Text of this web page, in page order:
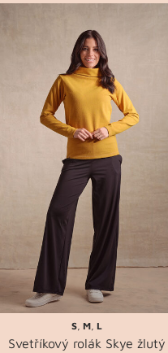
S, M, L
Svetříkový rolák Skye žlutý